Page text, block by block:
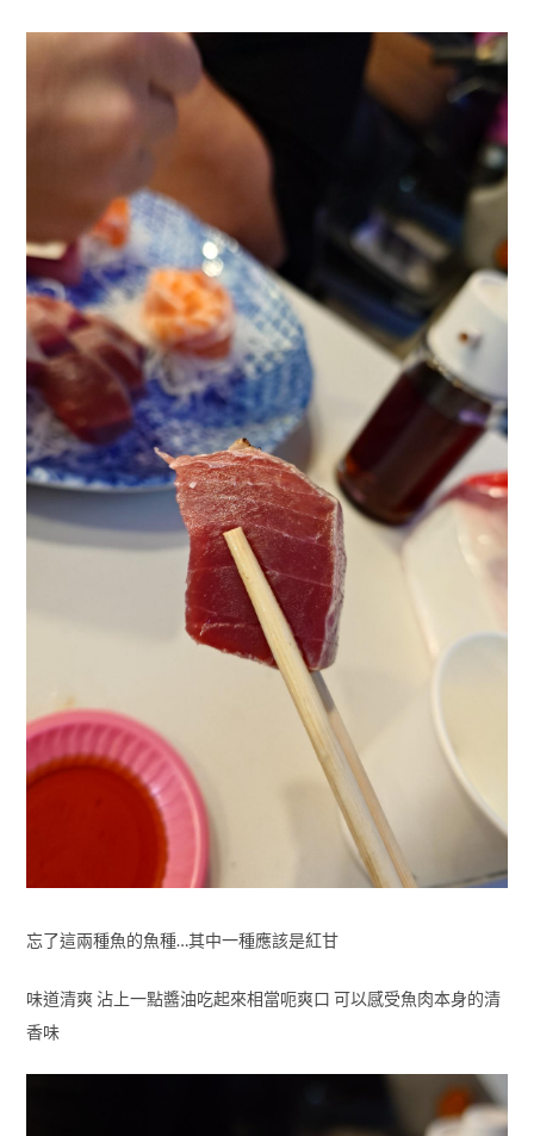
忘了這兩種魚的魚種…其中一種應該是紅甘
味道清爽 沾上一點醬油吃起來相當呃爽口 可以感受魚肉本身的清
香味